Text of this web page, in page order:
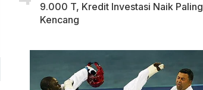
9.000 T, Kredit Investasi Naik Paling
Kencang